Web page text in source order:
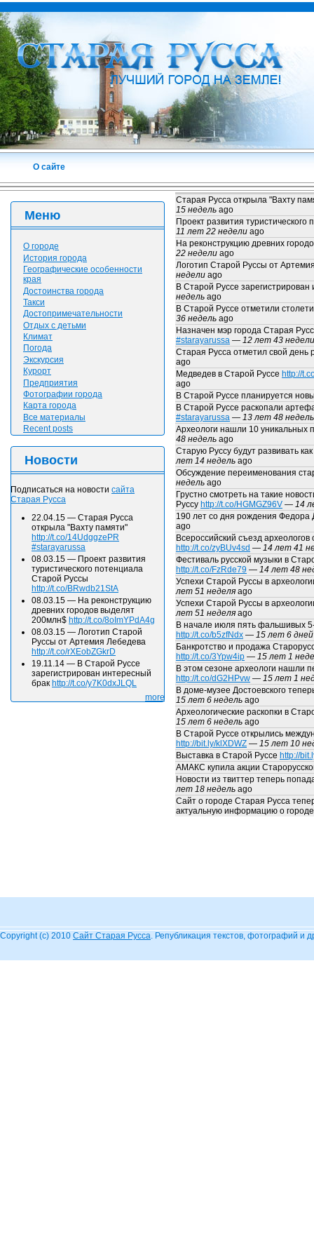
О сайте
Старая Русса открыла "Вахту
15 недель ago
Проект развития
11 лет 22 недели ago
На реконструкцию древних
22 недели ago
Логотип Старой Руссы от
недели ago
В Старой Руссе
недель ago
В Старой Руссе отметили
36 недель ago
Назначен мэр города Старая
#starayarussa — 12 лет 43 недели
Старая Русса отметил свой день
ago
Медведев в Старой Руссе http://
ago
В Старой Руссе планируется
В Старой Руссе раскопали
#starayarussa — 13 лет 48 недель
Археологи нашли 10 уникальных
48 недель ago
Старую Руссу будут развивать
лет 14 недель ago
Обсуждение переименования
недель ago
Грустно смотреть на такие
Руссу http://t.co/HGMGZ96V — 14
190 лет со дня рождения Федора
ago
Всероссийский съезд
http://t.co/zyBUv4sd — 14 лет 41
Фестиваль русской музыки в
http://t.co/FzRde79 — 14 лет 48
Успехи Старой Руссы в
лет 51 неделя ago
Успехи Старой Руссы в
лет 51 неделя ago
В начале июля пять фальшивых
http://t.co/b5zfNdx — 15 лет 6 дней
Банкротство и продажа
http://t.co/3Ypw4ip — 15 лет 1
В этом сезоне археологи нашли
http://t.co/dG2HPvw — 15 лет 1
В доме-музее Достоевского
15 лет 6 недель ago
Археологические раскопки в
15 лет 6 недель ago
В Старой Руссе открылись
http://bit.ly/klXDWZ — 15 лет 10
Выставка в Старой Руссе http://
АМАКС купила акции
Новости из твиттер теперь
лет 18 недель ago
Сайт о городе Старая Русса
актуальную информацию о
Меню
О городе
История города
Географические особенности
края
Достоинства города
Такси
Достопримечательности
Отдых с детьми
Климат
Погода
Экскурсия
Курорт
Предприятия
Фотографии города
Карта города
Все материалы
Recent posts
Новости
Подписаться на новости сайта
Старая Русса
22.04.15 — Старая Русса
открыла "Вахту памяти"
http://t.co/14UdggzePR
#starayarussa
08.03.15 — Проект развития
туристического потенциала
Старой Руссы
http://t.co/BRwdb21StA
08.03.15 — На реконструкцию
древних городов выделят
200млн$ http://t.co/8oImYPdA4g
08.03.15 — Логотип Старой
Руссы от Артемия Лебедева
http://t.co/rXEobZGkrD
19.11.14 — В Старой Руссе
зарегистрирован интересный
брак http://t.co/y7K0dxJLQL
more
Copyright (c) 2010 Сайт Старая Русса. Републикация текстов, фотографий и